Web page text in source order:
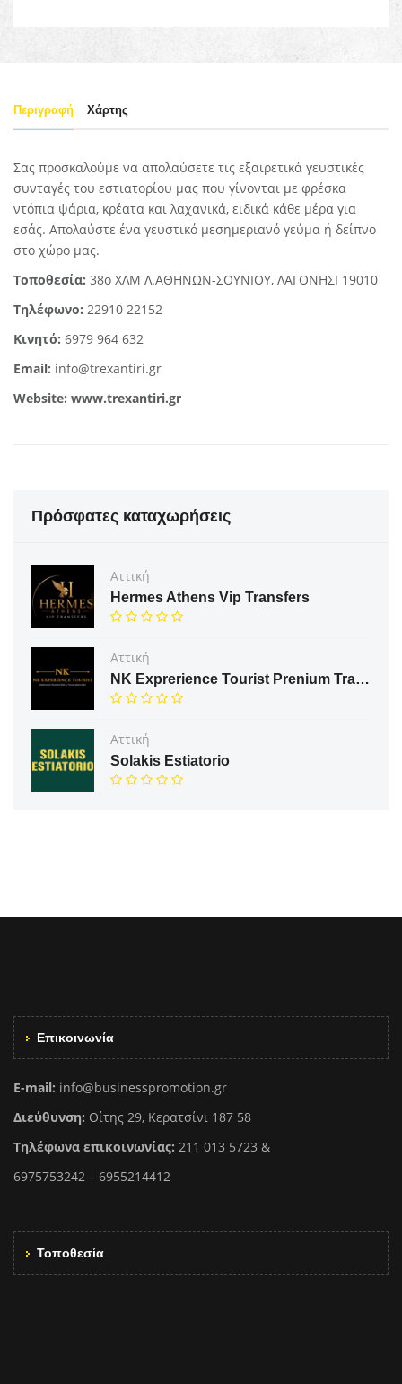
Περιγραφή Χάρτης
Σας προσκαλούμε να απολαύσετε τις εξαιρετικά γευστικές
συνταγές του εστιατορίου μας που γίνονται με φρέσκα
ντόπια ψάρια, κρέατα και λαχανικά, ειδικά κάθε μέρα για
εσάς. Απολαύστε ένα γευστικό μεσημεριανό γεύμα ή δείπνο
στο χώρο μας.
Τοποθεσία: 38ο ΧΛΜ Λ.ΑΘΗΝΩΝ-ΣΟΥΝΙΟΥ, ΛΑΓΟΝΗΣΙ 19010
Τηλέφωνο: 22910 22152
Κινητό: 6979 964 632
Email: info@trexantiri.gr
Website: www.trexantiri.gr
Πρόσφατες καταχωρήσεις
Αττική
Hermes Athens Vip Transfers
Αττική
NK Exprerience Tourist Prenium Transfers & Tours
Αττική
Solakis Estiatorio
Επικοινωνία
E-mail: info@businesspromotion.gr
Διεύθυνση: Οίτης 29, Κερατσίνι 187 58
Τηλέφωνα επικοινωνίας: 211 013 5723 &
6975753242 – 6955214412
Τοποθεσία